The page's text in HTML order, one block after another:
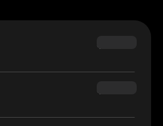
$69.90
$54.90